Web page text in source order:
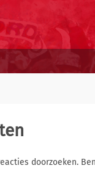
doorzoeken.